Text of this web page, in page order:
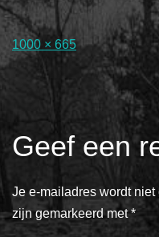
Volledige
1000 × 665
Geef een
Je e-mailadres wordt niet
zijn gemarkeerd met*